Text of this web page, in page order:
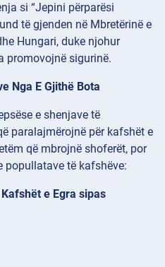
si “Jepini përparësi
të gjenden në Mbretërinë e
Hungari, duke njohur
promovojnë sigurinë.
Nga E Gjithë Bota
e shenjave të
paralajmërojnë për kafshët e
që mbrojnë shoferët, por
popullatave të kafshëve:
e Egra sipas